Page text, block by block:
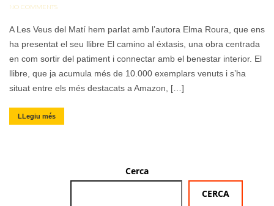
NO COMMENTS
A Les Veus del Matí hem parlat amb l’autora Elma Roura, que ens
ha presentat el seu llibre El camino al éxtasis, una obra centrada
en com sortir del patiment i connectar amb el benestar interior. El
llibre, que ja acumula més de 10.000 exemplars venuts i s’ha
situat entre els més destacats a Amazon, […]
LLegiu més
Cerca
CERCA